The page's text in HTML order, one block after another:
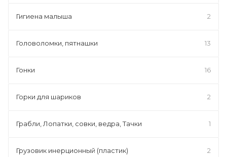
Гигиена малыша 2
Головоломки, пятнашки 13
Гонки 16
Горки для шариков 2
Грабли, Лопатки, совки, ведра, Тачки 1
Грузовик инерционный (пластик) 2